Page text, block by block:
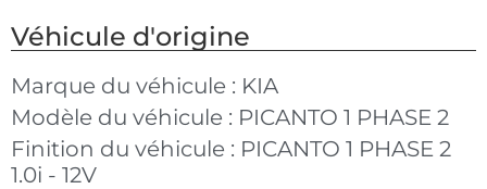
Véhicule d'origine
Marque du véhicule : KIA
Modèle du véhicule : PICANTO 1 PHASE 2
Finition du véhicule : PICANTO 1 PHASE 2
1.0i - 12V